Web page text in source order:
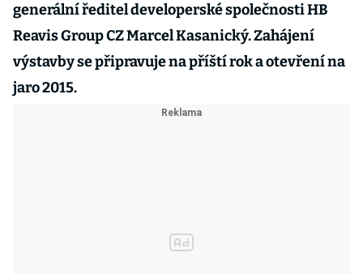
generální ředitel developerské společnosti HB
Reavis Group CZ Marcel Kasanický. Zahájení
výstavby se připravuje na příští rok a otevření na
jaro 2015.